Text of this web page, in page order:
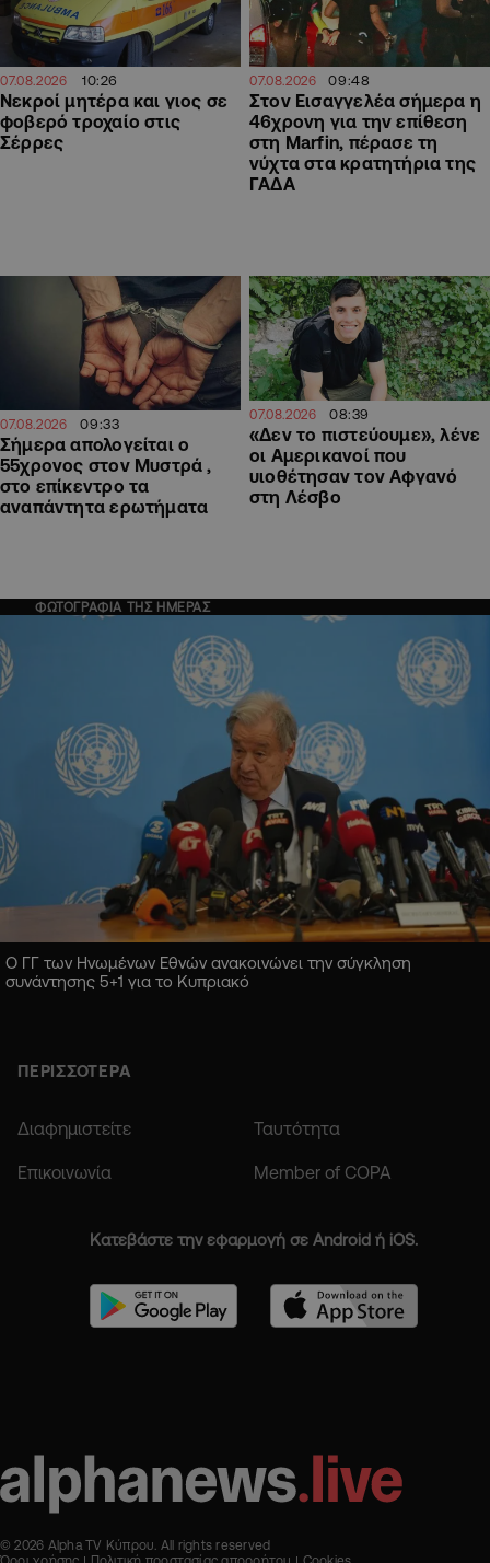
07.08.2026 10:26
Νεκροί μητέρα και γιος σε
φοβερό τροχαίο στις
Σέρρες
07.08.2026 09:48
Στον Εισαγγελέα σήμερα η
46χρονη για την επίθεση
στη Marfin, πέρασε τη
νύχτα στα κρατητήρια της
ΓΑΔΑ
07.08.2026 09:33
Σήμερα απολογείται ο
55χρονος στον Μυστρά ,
στο επίκεντρο τα
αναπάντητα ερωτήματα
07.08.2026 08:39
«Δεν το πιστεύουμε», λένε
οι Αμερικανοί που
υιοθέτησαν τον Αφγανό
στη Λέσβο
ΦΩΤΟΓΡΑΦΙΑ ΤΗΣ ΗΜΕΡΑΣ
Ο ΓΓ των Ηνωμένων Εθνών ανακοινώνει την σύγκληση
συνάντησης 5+1 για το Κυπριακό
ΠΕΡΙΣΣΟΤΕΡΑ
Διαφημιστείτε Ταυτότητα
Επικοινωνία Member of COPA
Κατεβάστε την εφαρμογή σε Android ή iOS.
© 2026 Alpha TV Κύπρου. All rights reserved
Όροι χρήσης
Πολιτική προστασίας απορρήτου Cookies